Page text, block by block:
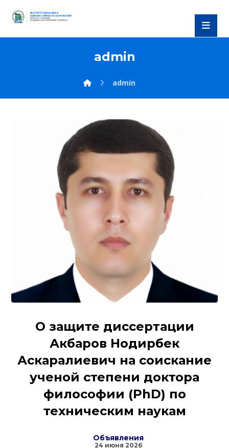
admin
admin
О защите диссертации
Акбаров Нодирбек
Аскаралиевич на соискание
ученой степени доктора
философии (PhD) по
техническим наукам
Объявления
24 июня 2026